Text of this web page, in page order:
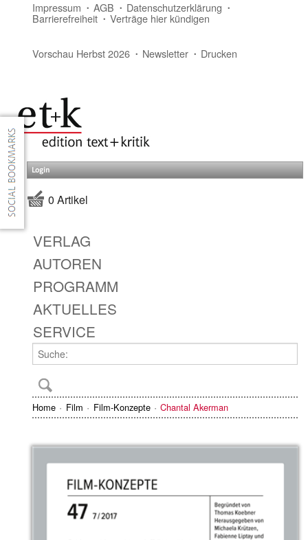
Impressum AGB Datenschutzerklärung
Barrierefreiheit Verträge hier kündigen
Vorschau Herbst 2026 Newsletter Drucken
Login
0 Artikel
VERLAG
AUTOREN
PROGRAMM
AKTUELLES
SERVICE
Home Film Film-Konzepte Chantal Akerman